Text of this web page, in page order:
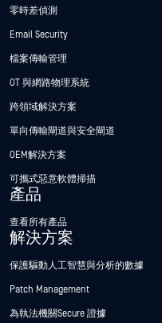
零時差偵測
Email Security
檔案傳輸管理
OT 與網路物理系統
跨領域解決方案
單向傳輸閘道與安全閘道
OEM解決方案
可攜式惡意軟體掃描
產品
查看所有產品
解決方案
保護驅動人工智慧與分析的數據
Patch Management
為執法機關Secure 證據